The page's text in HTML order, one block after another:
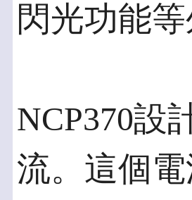
閃光功能
NCP370設
流。這個